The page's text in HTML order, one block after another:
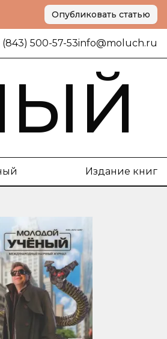
Опубликовать статью
(843) 500-57-53info@moluch.ru
Издание книг